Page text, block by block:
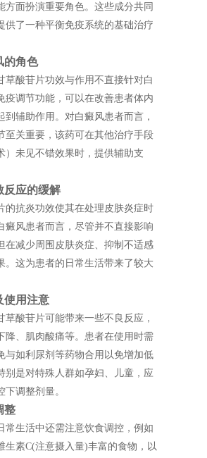
方面扮演重要角色。这些成分共同
供了一种平衡免疫系统的基础治疗
的角色
草酸苷片功效与作用不直接针对白
疫调节功能，可以在改善患者体内
到辅助作用。对白癜风患者而言，
至关重要，该药可在其他治疗手段
）未见不错效果时，提供辅助支
反应的缓解
的抗炎功效使其在处理皮肤炎症时
癜风患者而言，尽管并不直接影响
在减少周围皮肤炎症、抑制不适感
。这为患者的日常生活带来了较大
使用注意
草酸苷片可能带来一些不良反应，
降、肌肉酸痛等。患者在使用时需
与如利尿剂等药物合用以免增加低
别是对特殊人群如孕妇、儿童，应
调整剂量。
整
常生活中还需注意饮食调控，例如
生素C(注意摄入量)丰富的食物，以